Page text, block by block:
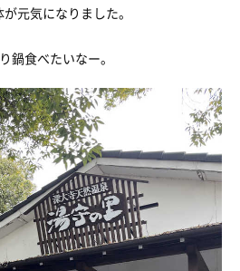
元気になりました。
鍋食べたいなー。